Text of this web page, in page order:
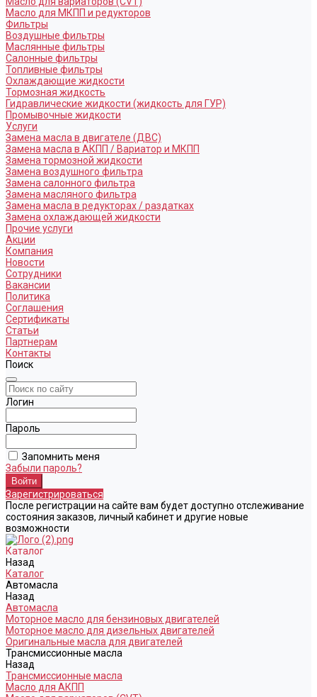
Масло для МКПП и редукторов
Фильтры
Воздушные фильтры
Маслянные фильтры
Салонные фильтры
Топливные фильтры
Охлаждающие жидкости
Тормозная жидкость
Гидравлические жидкости (жидкость для ГУР)
Промывочные жидкости
Услуги
Замена масла в двигателе (ДВС)
Замена масла в АКПП / Вариатор и МКПП
Замена тормозной жидкости
Замена воздушного фильтра
Замена салонного фильтра
Замена масляного фильтра
Замена масла в редукторах / раздатках
Замена охлаждающей жидкости
Прочие услуги
Акции
Компания
Новости
Сотрудники
Вакансии
Политика
Соглашения
Сертификаты
Статьи
Партнерам
Контакты
Поиск
Логин
Пароль
Запомнить меня
Забыли пароль?
Зарегистрироваться
После регистрации на сайте вам будет доступно отслеживание
состояния заказов, личный кабинет и другие новые
возможности
Каталог
Назад
Каталог
Автомасла
Назад
Автомасла
Моторное масло для бензиновых двигателей
Моторное масло для дизельных двигателей
Оригинальные масла для двигателей
Трансмиссионные масла
Назад
Трансмиссионные масла
Масло для АКПП